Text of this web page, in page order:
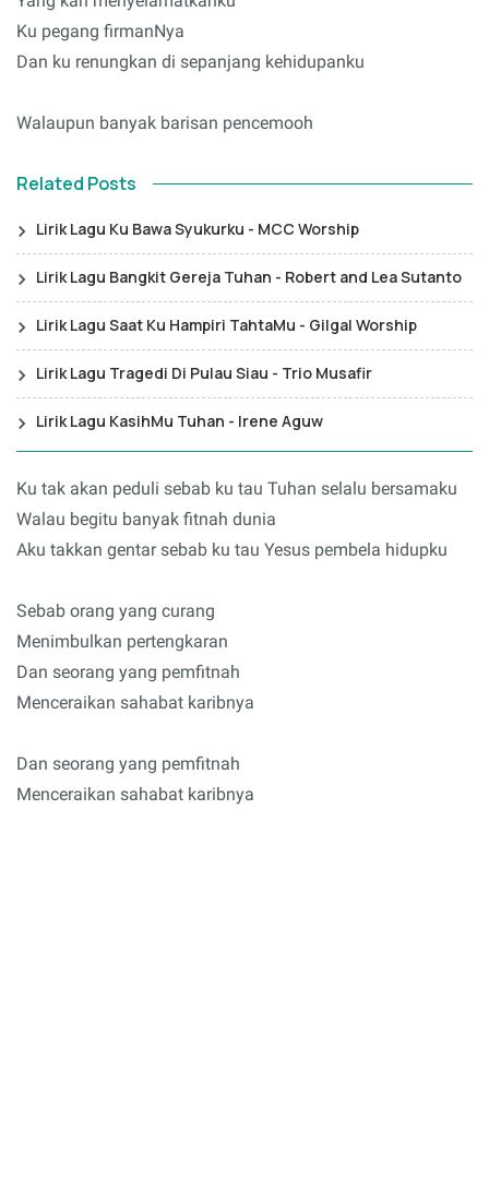
Ku pegang firmanNya
Dan ku renungkan di sepanjang kehidupanku
Walaupun banyak barisan pencemooh
Related Posts
Lirik Lagu Ku Bawa Syukurku - MCC Worship
Lirik Lagu Bangkit Gereja Tuhan - Robert and Lea Sutanto
Lirik Lagu Saat Ku Hampiri TahtaMu - Gilgal Worship
Lirik Lagu Tragedi Di Pulau Siau - Trio Musafir
Lirik Lagu KasihMu Tuhan - Irene Aguw
Ku tak akan peduli sebab ku tau Tuhan selalu bersamaku
Walau begitu banyak fitnah dunia
Aku takkan gentar sebab ku tau Yesus pembela hidupku
Sebab orang yang curang
Menimbulkan pertengkaran
Dan seorang yang pemfitnah
Menceraikan sahabat karibnya
Dan seorang yang pemfitnah
Menceraikan sahabat karibnya